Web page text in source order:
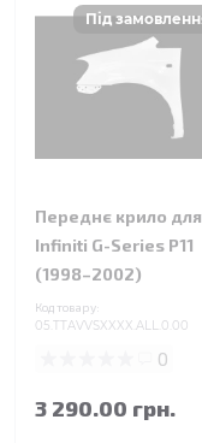
Переднє крило для
Infiniti G-Series P11
(1998–2002)
Код товару:
05.TTAVVSXXXX.ALL.0.00
0
3 290.00 грн.